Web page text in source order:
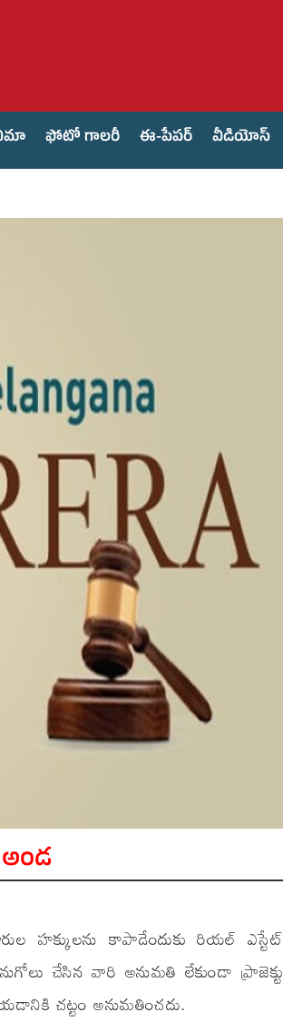
ఫోటో గాలరీ ఈ-పేపర్ వీడియోస్
అండ
హక్కులను కాపాడేందుకు రియల్ ఎస్టేట్
చేసిన వారి అనుమతి లేకుండా ప్రాజెక్టు
చట్టం అనుమతించదు.